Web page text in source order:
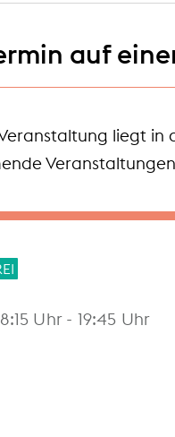
auf
liegt in
Uhr- 19:45 Uhr